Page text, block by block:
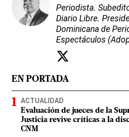
Periodista.
Diario Libre.
Dominicana de
Espectáculos
EN PORTADA
ACTUALIDAD
Evaluación de jueces de la
Justicia revive críticas a la
CNM